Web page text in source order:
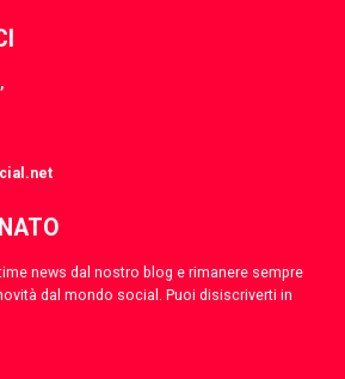
news dal nostro blog e rimanere sempre
dal mondo social. Puoi disiscriverti in